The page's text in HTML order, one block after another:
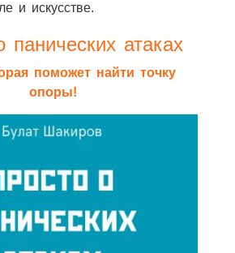
и искусстве.
панических атаках
поможет найти точку
опоры!